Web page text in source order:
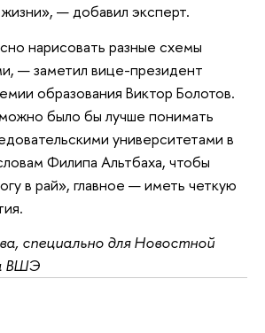
— добавил эксперт.
нарисовать разные схемы
— заметил вице-президент
образования Виктор Болотов.
было бы лучше понимать
университетами в
Филипа Альтбаха, чтобы
в рай», главное — иметь четкую
специально для Новостной
ВШЭ